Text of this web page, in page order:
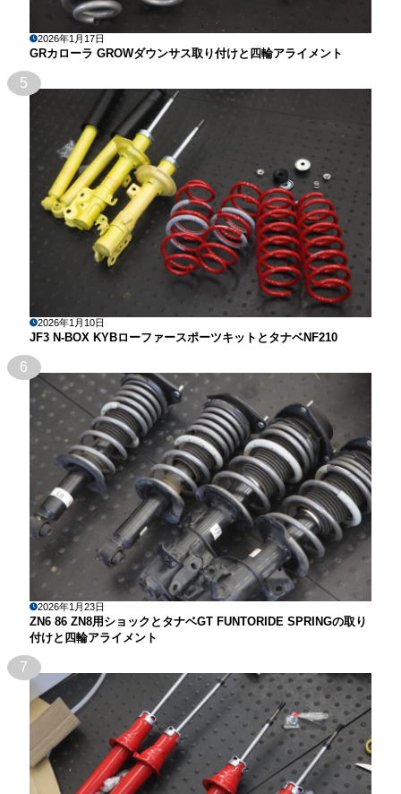
2026年1月17日
GRカローラ GROWダウンサス取り付けと四輪アライメント
5
2026年1月10日
JF3 N-BOX KYBローファースポーツキットとタナベNF210
6
2026年1月23日
ZN6 86 ZN8用ショックとタナベGT FUNTORIDE SPRINGの取り
付けと四輪アライメント
7